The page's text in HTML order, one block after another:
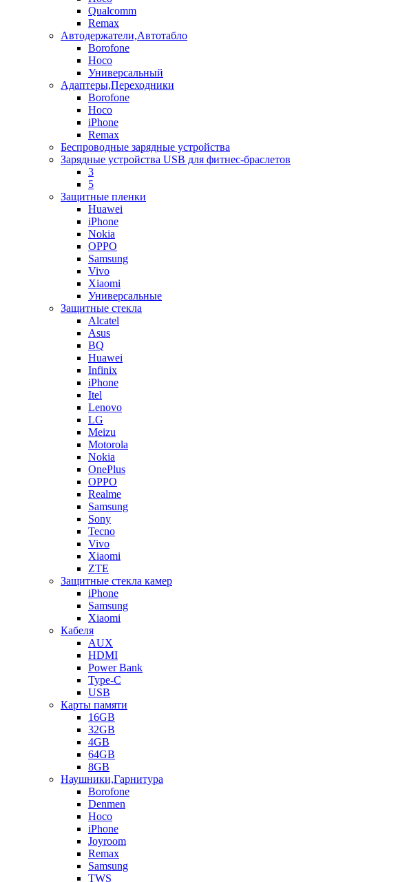
Qualcomm
Remax
Автодержатели,Автотабло
Borofone
Hoco
Универсальный
Адаптеры,Переходники
Borofone
Hoco
iPhone
Remax
Беспроводные зарядные устройства
Зарядные устройства USB для фитнес-браслетов
3
5
Защитные пленки
Huawei
iPhone
Nokia
OPPO
Samsung
Vivo
Xiaomi
Универсальные
Защитные стекла
Alcatel
Asus
BQ
Huawei
Infinix
iPhone
Itel
Lenovo
LG
Meizu
Motorola
Nokia
OnePlus
OPPO
Realme
Samsung
Sony
Tecno
Vivo
Xiaomi
ZTE
Защитные стекла камер
iPhone
Samsung
Xiaomi
Кабеля
AUX
HDMI
Power Bank
Type-C
USB
Карты памяти
16GB
32GB
4GB
64GB
8GB
Наушники,Гарнитура
Borofone
Denmen
Hoco
iPhone
Joyroom
Remax
Samsung
TWS